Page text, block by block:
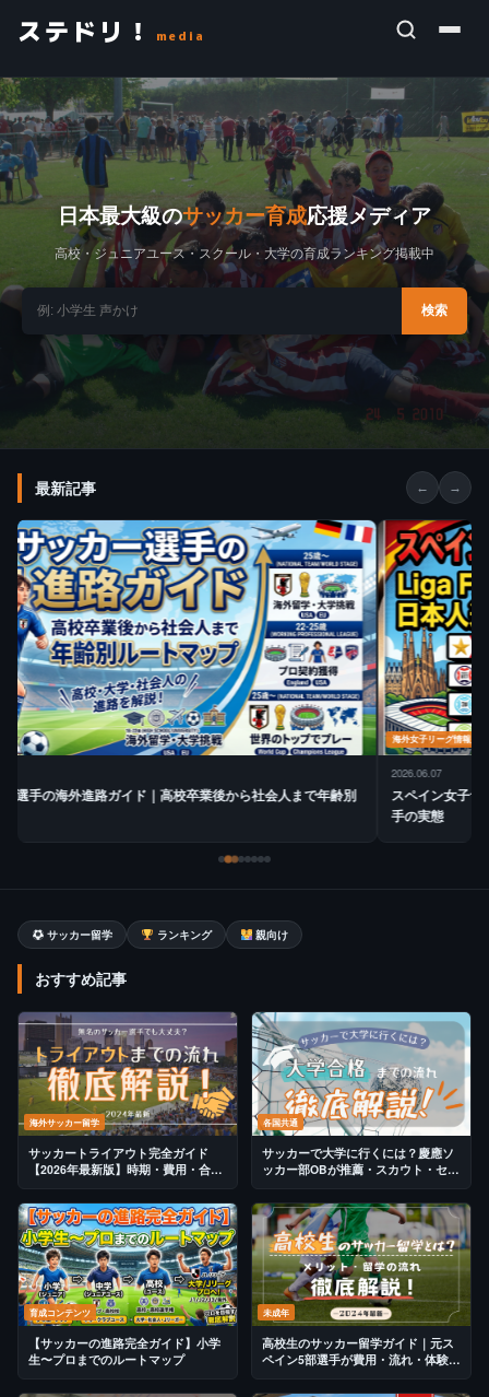
ステドリ！ media
日本最大級のサッカー育成応援メディア
高校・ジュニアユース・スクール・大学の育成ランキング掲載中
検索
最新記事 ← →
海外女子リーグ情報
スペイン女子サッカーリーグ完全ガイド｜Liga Fから4部まで日本人選
サッカー留学 ランキング 親向け
おすすめ記事
海外サッカー留学
サッカートライアウト完全ガイド
【2026年最新版】時期・費用・合格
各国共通
サッカーで大学に行くには？慶應ソ
ッカー部OBが推薦・スカウト・セレ
新版】
育成コンテンツ
【サッカーの進路完全ガイド】小学
生〜プロまでのルートマップ
未成年
高校生のサッカー留学ガイド｜元ス
ペイン5部選手が費用・流れ・体験談